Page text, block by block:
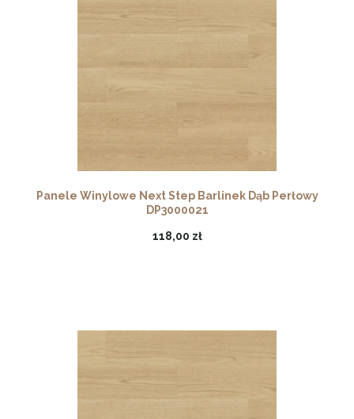
Panele Winylowe Next Step Barlinek Dąb Perłowy
DP3000021
118,00 zł